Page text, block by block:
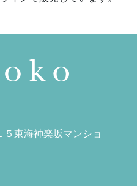
東海神楽坂マンショ